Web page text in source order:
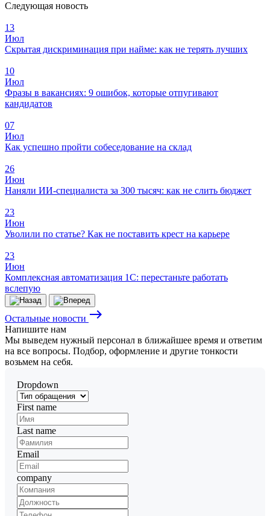
Следующая новость
13
Июл
Скрытая дискриминация при найме: как не терять лучших
10
Июл
Фразы в вакансиях: 9 ошибок, которые отпугивают
кандидатов
07
Июл
Как успешно пройти собеседование на склад
26
Июн
Наняли ИИ-специалиста за 300 тысяч: как не слить бюджет
23
Июн
Уволили по статье? Как не поставить крест на карьере
23
Июн
Комплексная автоматизация 1С: перестаньте работать
вслепую
Остальные новости east
Напишите нам
Мы выведем нужный персонал в ближайшее время и ответим
на все вопросы. Подбор, оформление и другие тонкости
возьмем на себя.
Dropdown
First name
Last name
Email
company